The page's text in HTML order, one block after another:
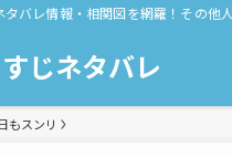
バレ情報・相関図を網羅！その他
じネタバレ
もスンリ